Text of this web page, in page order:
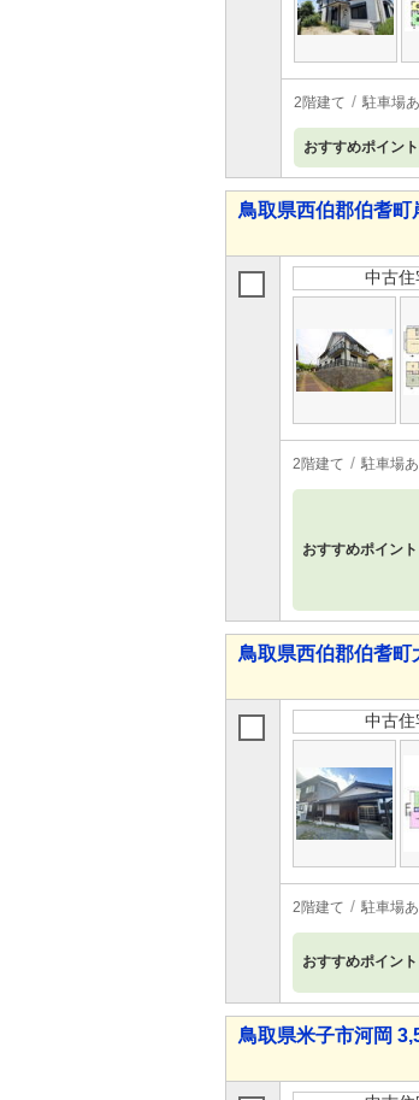
2階建て 駐車場
おすすめポイント
鳥取県西伯郡伯耆
中古住
2階建て 駐車場あ
おすすめポイント
鳥取県西伯郡伯耆町
中古住
2階建て 駐車場あ
おすすめポイント
鳥取県米子市河岡